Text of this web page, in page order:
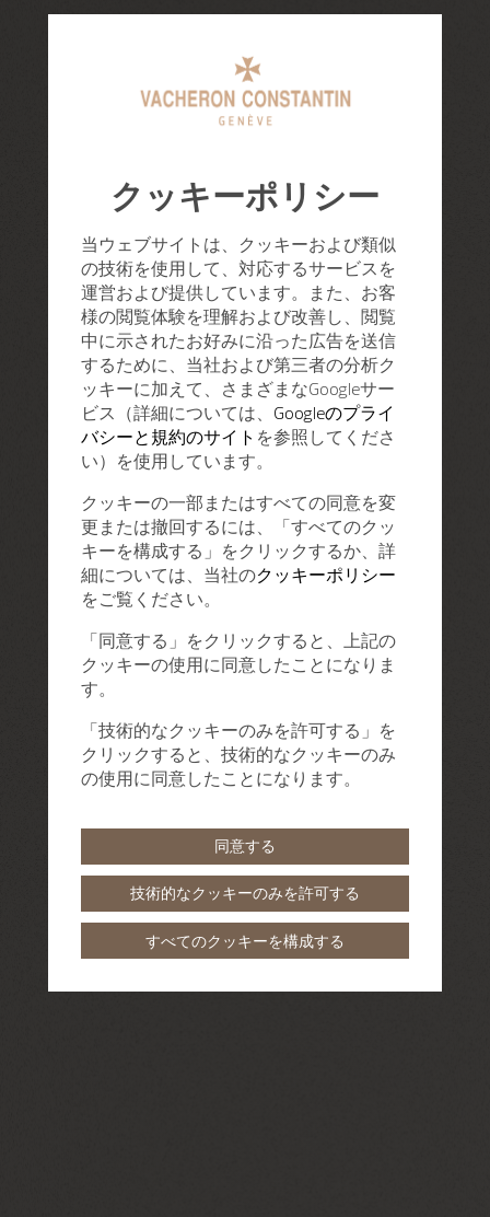
クッキーポリシー
当ウェブサイトは、クッキーおよび類似
の技術を使用して、対応するサービスを
運営および提供しています。また、お客
様の閲覧体験を理解および改善し、閲覧
中に示されたお好みに沿った広告を送信
するために、当社および第三者の分析ク
ッキーに加えて、さまざまなGoogleサー
ビス（詳細については、 Googleのプライ
バシーと規約のサイト を参照してくださ
い）を使用しています。
クッキーの一部またはすべての同意を変
更または撤回するには、「すべてのクッ
キーを構成する」をクリックするか、詳
細については、当社のクッキーポリシー
をご覧ください。
「同意する」をクリックすると、上記の
クッキーの使用に同意したことになりま
す。
「技術的なクッキーのみを許可する」を
クリックすると、技術的なクッキーのみ
の使用に同意したことになります。
同意する
技術的なクッキーのみを許可する
すべてのクッキーを構成する